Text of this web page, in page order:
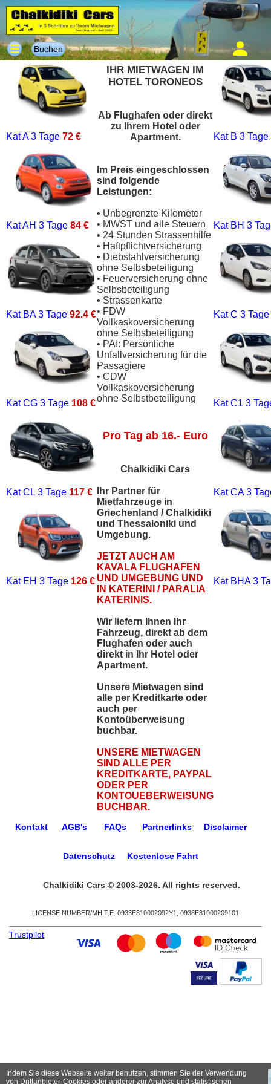
Indem Sie diese Webseite weiter benutzen, stimmen Sie der Verwendung
von Drittanbieter-Cookies oder anderer zur Analyse und statistischen
Buchen
Kat A3 Tage 72 €
Kat AH 3 Tage 84 €
Kat BA3 Tage 92.4 €
Kat CG 3 Tage 108 €
Kat CL 3 Tage 117 €
Kat EH 3 Tage 126 €
IHR MIETWAGEN IM
HOTEL TORONEOS
Ab Flughafen oder direkt
zu Ihrem Hotel oder
Apartment.
Im Preis eingeschlossen
sind folgende
Leistungen:
• Unbegrenzte Kilometer
• MWST und alle Steuern
• 24 Stunden Strassenhilfe
• Haftpflichtversicherung
• Diebstahlversicherung
ohne Selbsbeteiligung
• Feuerversicherung ohne
Selbsbeteiligung
• Strassenkarte
• FDW
Vollkaskoversicherung
ohne Selbsbeteiligung
• PAI: Persönliche
Unfallversicherung für die
Passagiere
• CDW
Vollkaskoversicherung
ohne Selbstbeteiligung
Pro Tag ab 16.- Euro
Chalkidiki Cars
Ihr Partner für
Mietfahrzeuge in
Griechenland / Chalkidiki
und Thessaloniki und
Umgebung.
JETZT AUCH AM
KAVALA FLUGHAFEN
UND UMGEBUNG UND
IN KATERINI / PARALIA
KATERINIS.
Wir liefern Ihnen Ihr
Fahrzeug, direkt ab dem
Flughafen oder auch
direkt in Ihr Hotel oder
Apartment.
Unsere Mietwagen sind
alle per Kreditkarte oder
auch per
Kontoüberweisung
buchbar.
UNSERE MIETWAGEN
SIND ALLE PER
KREDITKARTE, PAYPAL
ODER PER
KONTOUEBERWEISUNG
BUCHBAR.
Kat B 3 Tage
Kat BH 3
Kat C 3 Tage
Kat C1 3
Kat CA3
Kat BHA3
Kontakt AGB's FAQs Partnerlinks Disclaimer
Datenschutz Kostenlose Fahrt
Chalkidiki Cars © 2003-2026. All rights reserved.
LICENSE NUMBER/ΜΗ.Τ.Ε. 0933Ε810002092Υ1, 0938Ε81000209101
Trustpilot